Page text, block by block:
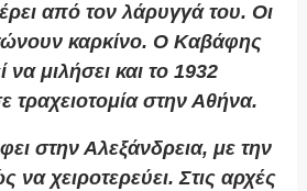
από τον λάρυγγά του. Οι
καρκίνο. Ο Καβάφης
να μιλήσει και το 1932
τραχειοτομία στην Αθήνα.
στην Αλεξάνδρεια, με την
να χειροτερεύει. Στις αρχές